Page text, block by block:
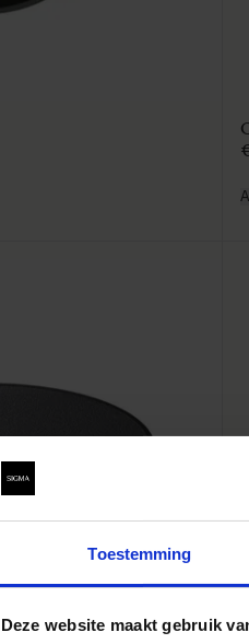
Toestemming
Deze website maakt gebruik